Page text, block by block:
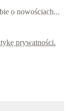
o nowościach...
prywatności.